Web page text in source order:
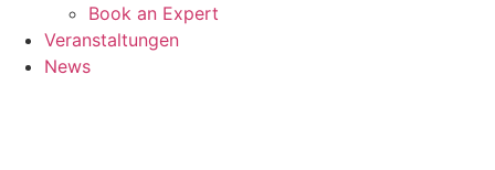
Book an Expert
Veranstaltungen
News